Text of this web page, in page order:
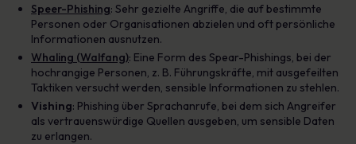
Speer-Phishing: Sehr gezielte Angriffe, die auf bestimmte
Personen oder Organisationen abzielen und oft persönliche
Informationen ausnutzen.
Whaling (Walfang): Eine Form des Spear-Phishings, bei der
hochrangige Personen, z. B. Führungskräfte, mit ausgefeilten
Taktiken versucht werden, sensible Informationen zu stehlen.
Vishing: Phishing über Sprachanrufe, bei dem sich Angreifer
als vertrauenswürdige Quellen ausgeben, um sensible Daten
zu erlangen.